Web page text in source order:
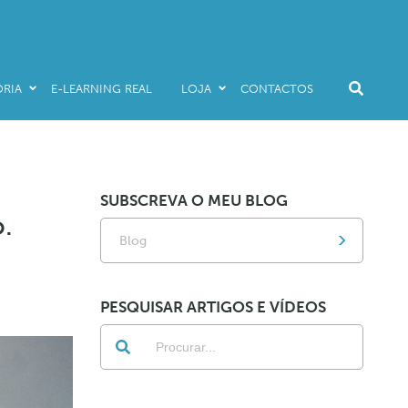
E-LEARNING REAL LOJA
Livros
Promo Packs
CONTACTOS
SUBSCREVA O MEU BLOG
Blog
PESQUISAR ARTIGOS E VÍDEOS